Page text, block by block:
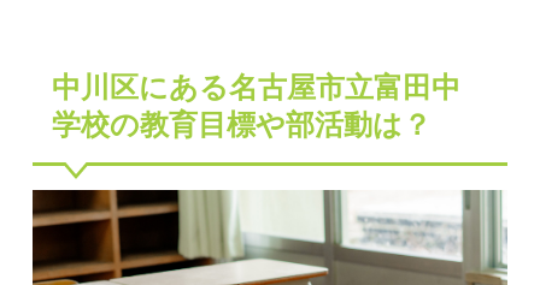
中川区にある名古屋市立富田中
学校の教育目標や部活動は？